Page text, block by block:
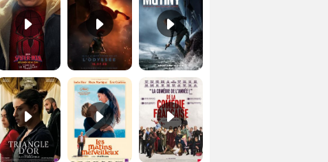
Les Matins merveilleux Bande-annonce VF De la Comédie-Française Teaser VF